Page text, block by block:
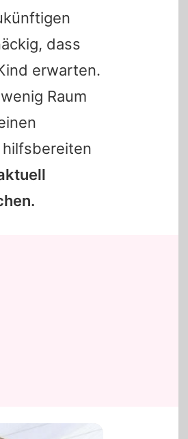
dass
erwarten.
Raum
hilfsbereiten